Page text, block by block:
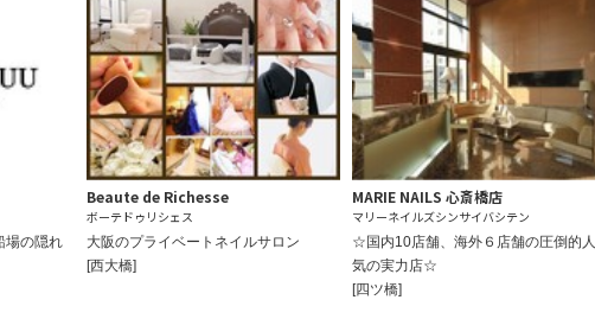
場の隠れ
Beaute de Richesse
ボーテドゥリシェス
大阪のプライベートネイルサロン
[西大橋]
MARIE NAILS 心斎橋店
マリーネイルズシンサイバシテン
☆国内10店舗、海外６店舗の圧倒的人
気の実力店☆
[四ツ橋]